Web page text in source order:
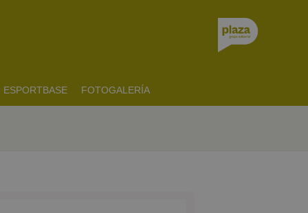
ESPORTBASE FOTOGALERÍA